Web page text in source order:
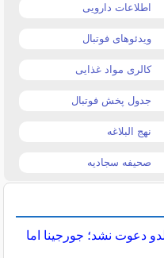
اطلاعات دارویی
ویدئوهای فوتبال
کالری مواد غذایی
جدول پخش فوتبال
نهج البلاغه
صحیفه سجادیه
دعوت نشد؛ جورجینا اما